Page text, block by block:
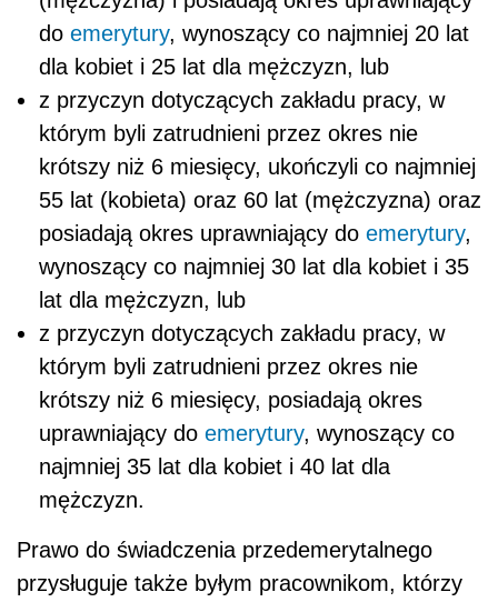
do emerytury, wynoszący co najmniej 20 lat
dla kobiet i 25 lat dla mężczyzn, lub
z przyczyn dotyczących zakładu pracy, w
którym byli zatrudnieni przez okres nie
krótszy niż 6 miesięcy, ukończyli co najmniej
55 lat (kobieta) oraz 60 lat (mężczyzna) oraz
posiadają okres uprawniający do emerytury,
wynoszący co najmniej 30 lat dla kobiet i 35
lat dla mężczyzn, lub
z przyczyn dotyczących zakładu pracy, w
którym byli zatrudnieni przez okres nie
krótszy niż 6 miesięcy, posiadają okres
uprawniający do emerytury, wynoszący co
najmniej 35 lat dla kobiet i 40 lat dla
mężczyzn.
Prawo do świadczenia przedemerytalnego
przysługuje także byłym pracownikom, którzy